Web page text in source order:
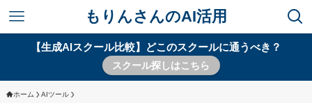
もりんさんのAI活用
【生成AIスクール比較】どこのスクールに通うべき？
スクール探しはこちら
ホーム AIツール